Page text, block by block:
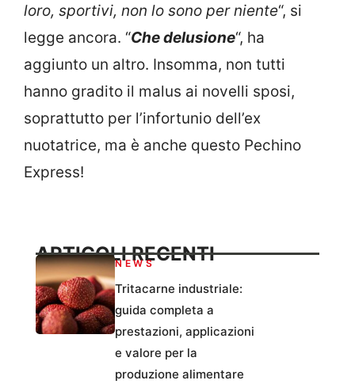
loro, sportivi, non lo sono per niente“, si
legge ancora. “Che delusione“, ha
aggiunto un altro. Insomma, non tutti
hanno gradito il malus ai novelli sposi,
soprattutto per l’infortunio dell’ex
nuotatrice, ma è anche questo Pechino
Express!
ARTICOLI RECENTI
NEWS
Tritacarne industriale:
guida completa a
prestazioni, applicazioni
e valore per la
produzione alimentare